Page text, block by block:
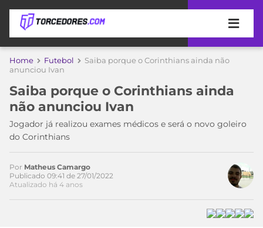
APOSTAS
DE
APOSTA
MELHORES
SITES
DE
APOSTAS
2026
COPA
DO
MUNDO
TIMES
MEU
CAMPEONATOS
Home Futebol
Saiba porque o Corinthians ainda não
anunciou Ivan
Saiba porque o Corinthians ainda
não anunciou Ivan
Jogador já realizou exames médicos e será o novo goleiro
do Corinthians
Acesse o perfil do autor
no Twitter
Por Matheus Camargo
Publicado 09:41 de 27/01/2022
Atualizado há 4 anos